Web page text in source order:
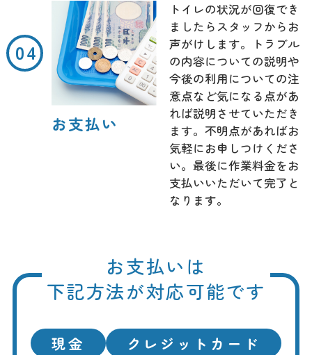
お支払い
トイレの状況が回復でき
ましたらスタッフからお
声がけします。トラブル
の内容についての説明や
今後の利用についての注
意点など気になる点があ
れば説明させていただき
ます。不明点があればお
気軽にお申しつけくださ
い。最後に作業料金をお
支払いいただいて完了と
なります。
お支払いは
下記方法が対応可能です
現金 クレジットカード